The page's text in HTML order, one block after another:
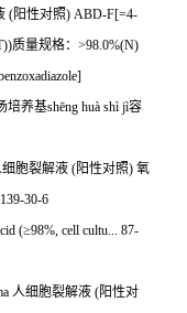
(阳性对照) ABD-F[=4-
质量规格： >98.0%(N)
培养基shēng huà shì jì容
胞裂解液 (阳性对照) 氧
30-6
(≥98%, cell cultu... 87-
人细胞裂解液 (阳性对